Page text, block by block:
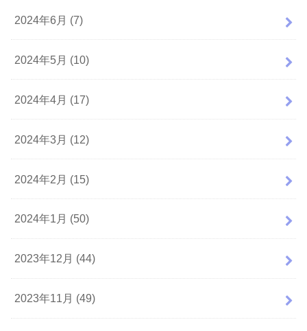
2024年6月 (7)
2024年5月 (10)
2024年4月 (17)
2024年3月 (12)
2024年2月 (15)
2024年1月 (50)
2023年12月 (44)
2023年11月 (49)